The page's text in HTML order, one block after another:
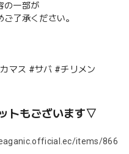
の一部が
了承ください。
マス #サバ #チリメン
トもございます▽
items/866